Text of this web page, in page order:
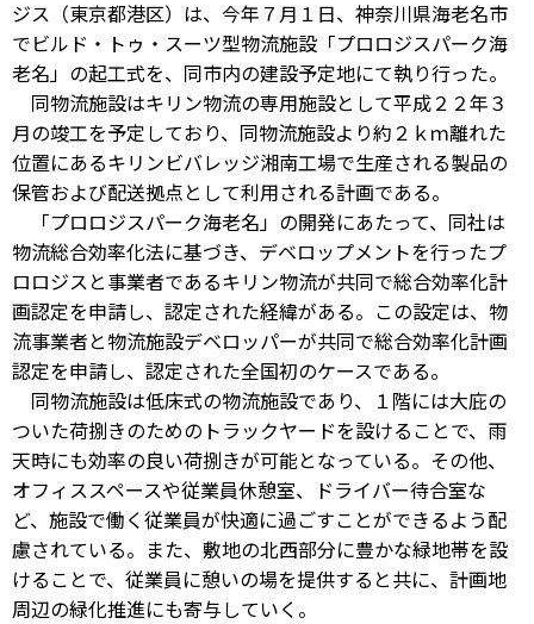
ジス（東京都港区）は、今年７月１日、神奈川県海老名市
でビルド・トゥ・スーツ型物流施設「プロロジスパーク海
老名」の起工式を、同市内の建設予定地にて執り行った。
同物流施設はキリン物流の専用施設として平成２２年３
月の竣工を予定しており、同物流施設より約２ｋｍ離れた
位置にあるキリンビバレッジ湘南工場で生産される製品の
保管および配送拠点として利用される計画である。
「プロロジスパーク海老名」の開発にあたって、同社は
物流総合効率化法に基づき、デベロップメントを行ったプ
ロロジスと事業者であるキリン物流が共同で総合効率化計
画認定を申請し、認定された経緯がある。この設定は、物
流事業者と物流施設デベロッパーが共同で総合効率化計画
認定を申請し、認定された全国初のケースである。
同物流施設は低床式の物流施設であり、１階には大庇の
ついた荷捌きのためのトラックヤードを設けることで、雨
天時にも効率の良い荷捌きが可能となっている。その他、
オフィススペースや従業員休憩室、ドライバー待合室な
ど、施設で働く従業員が快適に過ごすことができるよう配
慮されている。また、敷地の北西部分に豊かな緑地帯を設
けることで、従業員に憩いの場を提供すると共に、計画地
周辺の緑化推進にも寄与していく。